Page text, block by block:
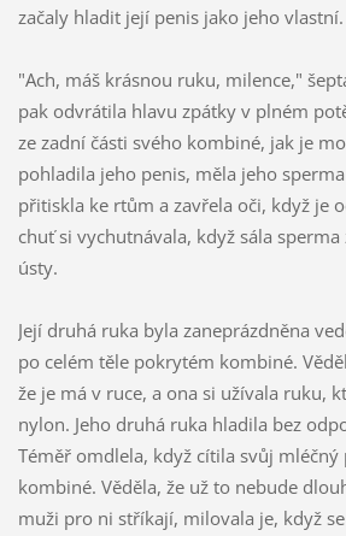
začaly hladit její penis jako jeho vlastní.
"Ach, máš krásnou ruku, milence,"
pak odvrátila hlavu zpátky v plném
ze zadní části svého kombiné, jak je
pohladila jeho penis, měla jeho
přitiskla ke rtům a zavřela oči, když je
chuť si vychutnávala, když sála
ústy.
Její druhá ruka byla zaneprázdněna
po celém těle pokrytém kombiné.
že je má v ruce, a ona si užívala ruku,
nylon. Jeho druhá ruka hladila bez
Téměř omdlela, když cítila svůj mléčný
kombiné. Věděla, že už to nebude
muži pro ni stříkají, milovala je, když